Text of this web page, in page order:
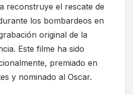
reconstruye el rescate de
los bombardeos en
original de la
Este filme ha sido
premiado en
y nominado al Oscar.